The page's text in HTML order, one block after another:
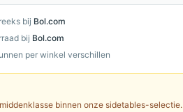
bij Bol.com
bij Bol.com
per winkel verschillen
middenklasse binnen onze sidetables-selectie.